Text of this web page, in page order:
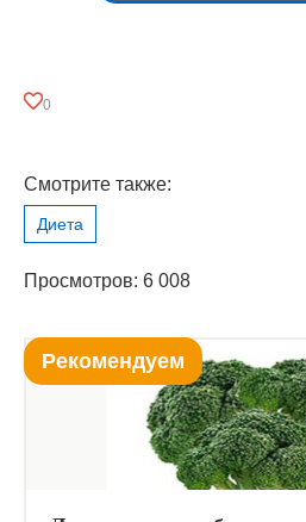
0
Смотрите также:
Диета
Просмотров: 6 008
Рекомендуем